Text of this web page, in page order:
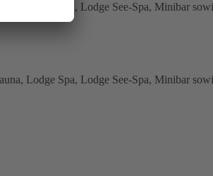
Lodge Spa, Lodge See-Spa, Minibar
Lodge Spa, Lodge See-Spa, Minibar